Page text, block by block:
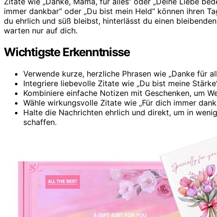
immer dankbar“ oder „Du bist mein Held“ können ihren
du ehrlich und süß bleibst, hinterlässt du einen
warten nur auf dich.
Wichtigste Erkenntnisse
Verwende kurze, herzliche Phrasen wie „Danke für
Integriere liebevolle Zitate wie „Du bist meine
Kombiniere einfache Notizen mit Geschenken, um
Wähle wirkungsvolle Zitate wie „Für dich immer
Halte die Nachrichten ehrlich und direkt, um in
schaffen.